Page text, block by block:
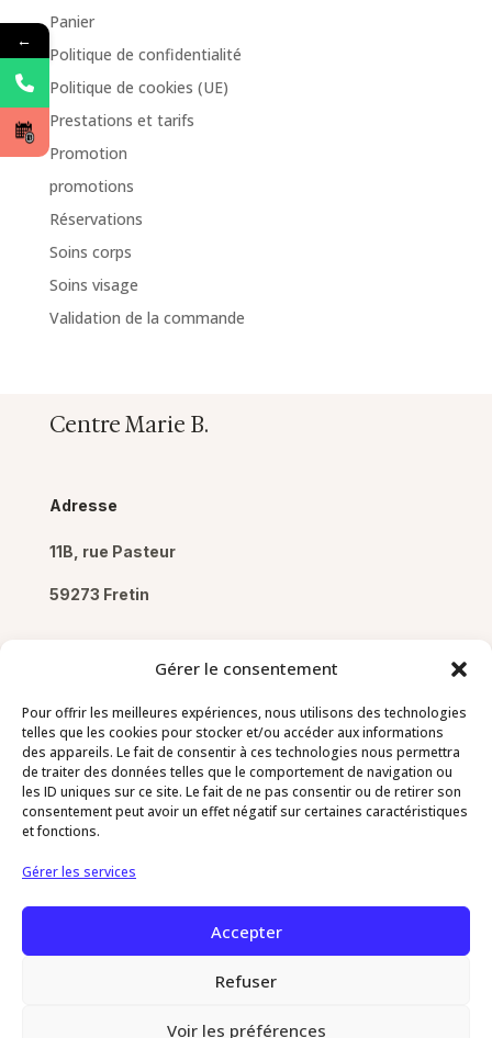
Gérer le consentement
Pour offrir les meilleures expériences, nous utilisons des technologies
telles que les cookies pour stocker et/ou accéder aux informations
des appareils. Le fait de consentir à ces technologies nous permettra
de traiter des données telles que le comportement de navigation ou
les ID uniques sur ce site. Le fait de ne pas consentir ou de retirer son
consentement peut avoir un effet négatif sur certaines caractéristiques
et fonctions.
Gérer les services
Accepter
Refuser
Voir les préférences
Panier
Politique de confidentialité
Politique de cookies (UE)
Prestations et tarifs
Promotion
promotions
Réservations
Soins corps
Soins visage
Validation de la commande
Centre Marie B.
Adresse
11B, rue Pasteur
59273 Fretin
Pages
Mentions légales
Politique de confidentialité
Politique de cookies
←